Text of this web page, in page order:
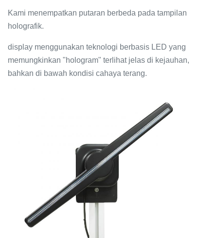
Kami menempatkan putaran berbeda pada tampilan
holografik.
display menggunakan teknologi berbasis LED yang
memungkinkan "hologram" terlihat jelas di kejauhan,
bahkan di bawah kondisi cahaya terang.